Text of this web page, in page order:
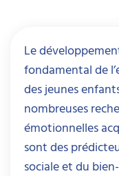
Le
fondamental de
des jeunes
nombreuses
émotionnelles
sont des
sociale et du